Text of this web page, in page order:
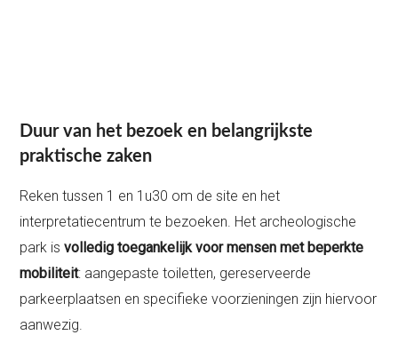
Duur van het bezoek en belangrijkste
praktische zaken
Reken tussen 1 en 1u30 om de site en het
interpretatiecentrum te bezoeken. Het archeologische
park isvolledig toegankelijk voor mensen met beperkte
mobiliteit: aangepaste toiletten, gereserveerde
parkeerplaatsen en specifieke voorzieningen zijn hiervoor
aanwezig.